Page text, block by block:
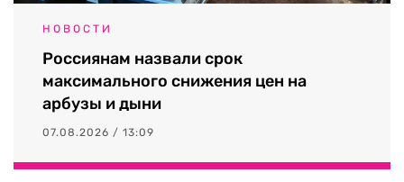
НОВОСТИ
Россиянам назвали срок
максимального снижения цен на
арбузы и дыни
07.08.2026 / 13:09